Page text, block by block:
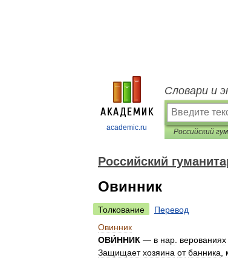
academic.ru
Словари и
Российский
Овинник
Толкование
Перевод
Овинник
ОВИ́ННИК — в нар верованиях
Защищает хозяина от банника